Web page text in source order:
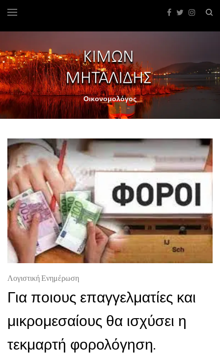
Οικονομολόγος
Λογιστική Ενημέρωση
Για ποιους επαγγελματίες και
μικρομεσαίους θα ισχύσει η
τεκμαρτή φορολόγηση.